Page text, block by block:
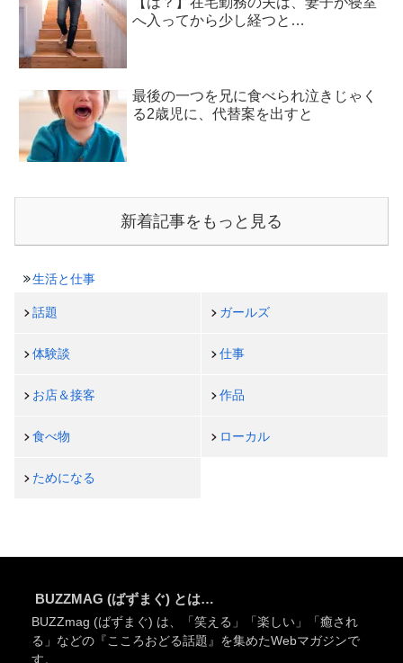
へ入ってから少し経つと…
最後の一つを兄に食べられ泣きじゃく
る2歳児に、代替案を出すと
新着記事をもっと見る
生活と仕事
話題 ガールズ
体験談 仕事
お店＆接客 作品
食べ物 ローカル
ためになる
BUZZMAG (ばずまぐ) とは…
BUZZmag (ばずまぐ) は、「笑える」「楽しい」「癒され
る」などの『こころおどる話題』を集めたWebマガジンで
す。